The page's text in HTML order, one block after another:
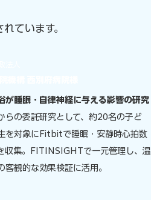
ています。
が睡眠・自律神経に与える影響の研究
らの委託研究として、約20名の子ど
を対象にFitbitで睡眠・安静時心拍数
収集。FITINSIGHTで一元管理し、温
客観的な効果検証に活用。